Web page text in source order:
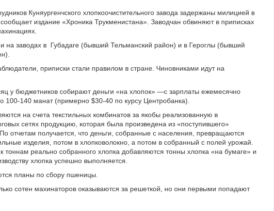
Куняургенчского хлопкоочистительного завода задержаны милицией в
издание «Хроника Трукменистана». Заводчан обвиняют в приписках
на заводах в Губадаге (бывший Тельманский район) и в Героглы (бывший
приписки стали правилом в стране. Чиновниками идут на
у бюджетников собирают деньги «на хлопок» —с зарплаты ежемесячно
100-140 манат (примерно $30-40 по курсу Центробанка).
на счета текстильных комбинатов за якобы реализованную в
сетях продукцию, которая была произведена из «поступившего»
отчетам получается, что деньги, собранные с населения, превращаются
изделия, потом в хлопковолокно, а потом в собранный с полей урожай.
тоннам реально собранного хлопка добавляются тонны хлопка «на бумаге» и
хлопка успешно выполняется.
планы по сбору пшеницы.
сотен махинаторов оказываются за решеткой, но они первыми попадают